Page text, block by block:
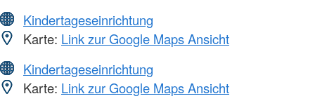
Kindertageseinrichtung
Karte: Link zur Google Maps Ansicht
Kindertageseinrichtung
Karte: Link zur Google Maps Ansicht